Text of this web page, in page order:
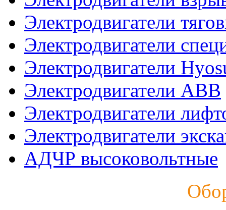
Электродвигатели
Электродвигатели
Электродвигатели
Электродвигатели ABB
Электродвигатели
Электродвигатели
АДЧР высоковольтные